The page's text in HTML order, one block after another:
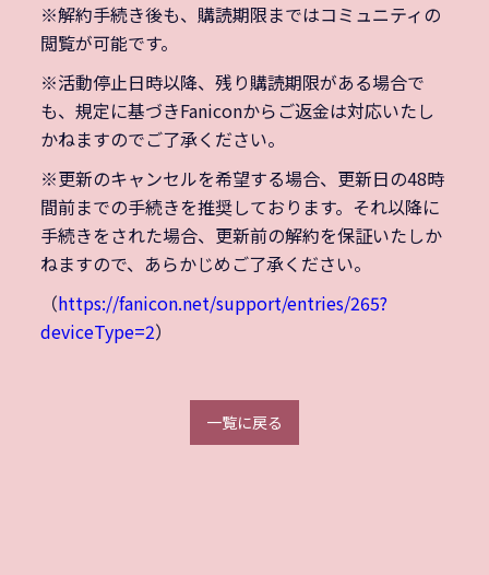
※解約手続き後も、購読期限まではコミュニティの
閲覧が可能です。
※活動停止日時以降、残り購読期限がある場合で
も、規定に基づきFaniconからご返金は対応いたし
かねますのでご了承ください。
※更新のキャンセルを希望する場合、更新日の48時
間前までの手続きを推奨しております。それ以降に
手続きをされた場合、更新前の解約を保証いたしか
ねますので、あらかじめご了承ください。
（https://fanicon.net/support/entries/265?
deviceType=2）
一覧に戻る